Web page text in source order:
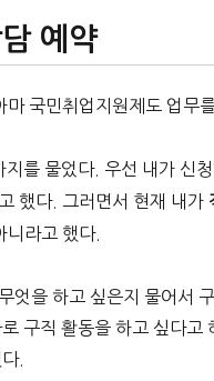
예약
마 국민취업지원제도 업무
를 물었다. 우선 내가 신
했다. 그러면서 현재 내가
니라고 했다.
엇을 하고 싶은지 물어서
구직 활동을 하고 싶다
.